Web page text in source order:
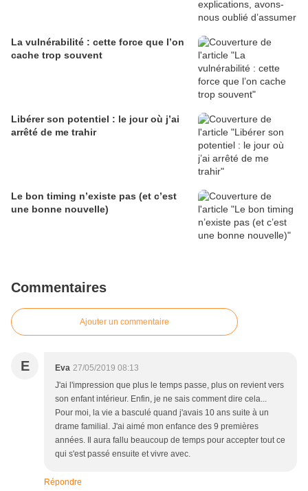
La vulnérabilité : cette force que l’on
cache trop souvent
Libérer son potentiel : le jour où j’ai
arrêté de me trahir
Le bon timing n’existe pas (et c’est
une bonne nouvelle)
Commentaires
Ajouter un commentaire
E Eva 27/05/2019 08:13
J'ai l'impression que plus le temps passe, plus on revient vers
son enfant intérieur. Enfin, je ne sais comment dire cela...
Pour moi, la vie a basculé quand j'avais 10 ans suite à un
drame familial. J'ai aimé mon enfance des 9 premières
années. Il aura fallu beaucoup de temps pour accepter tout ce
qui s'est passé ensuite et vivre avec.
Répondre